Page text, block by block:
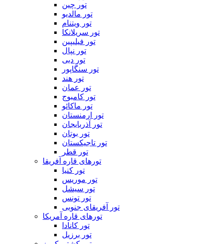
تور چین
تور مالدیو
تور ویتنام
تور سریلانکا
تور فیلیپین
تور نپال
تور دبی
تور سنگاپور
تور هند
تور عمان
تور کامبوج
تور ماکائو
تور ارمنستان
تور آذربایجان
تور بوتان
تور تاجیکستان
تور قطر
تورهای قاره آفریقا
تور کنیا
تور موریس
تور سیشل
تور تونس
تور آفریقای جنوبی
تورهای قاره آمریکا
تور کانادا
تور برزیل